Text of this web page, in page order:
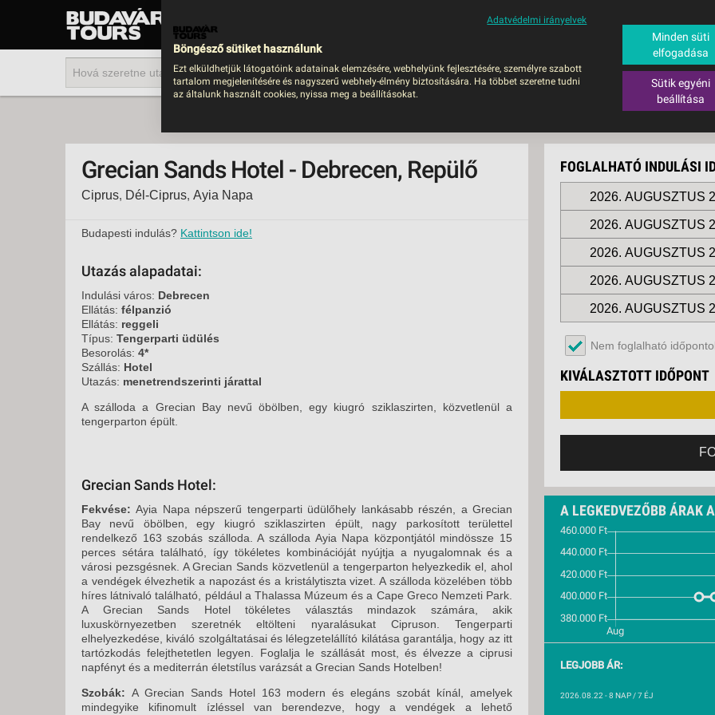
UTAZÁS
2026
BUSZOS UTAZÁSOK
KÖRUTAZÁS
BUSZOS UTAZÁSOK RÖVID NYARALÁSOK SÚGÓ
UTAZÁS
Grecian Sands Hotel - Debrecen, Repülő
Ciprus, Dél-Ciprus, Ayia Napa
A LEGKEDVEZŐBB ÁRAK
LEGJOBB ÁR:
2026.08.22 - 8 NAP / 7 ÉJ
FOGLALHATÓ INDULÁSI
2026. AUGUSZTUS
2026. AUGUSZTUS
2026. AUGUSZTUS
2026. AUGUSZTUS
2026. AUGUSZTUS
2026.
2026.
2026.
2026.
2026. SZEPTEMBER
2026.
2026.
2026.
2026.
2026.
2026. OKTÓBER 04.,
2026. OKTÓBER 07.,
Nem foglalható
KIVÁLASZTOTT IDŐPONT
Budapesti indulás? Kattintson ide!
Utazás alapadatai:
Indulási város: Debrecen
Ellátás: félpanzió
Ellátás: reggeli
Típus: Tengerparti üdülés
Besorolás: 4*
Szállás: Hotel
Utazás: menetrendszerinti járattal
A szálloda a Grecian Bay nevű öbölben, egy kiugró sziklaszirten, közvetlenül a
tengerparton épült.
Grecian Sands Hotel:
Fekvése:Ayia Napa népszerű tengerparti üdülőhely lankásabb részén, a Grecian
Bay nevű öbölben, egy kiugró sziklaszirten épült, nagy parkosított területtel
rendelkező 163 szobás szálloda. A szálloda Ayia Napa központjától mindössze 15
perces sétára található, így tökéletes kombinációját nyújtja a nyugalomnak és a
városi pezsgésnek. A Grecian Sands közvetlenül a tengerparton helyezkedik el, ahol
a vendégek élvezhetik a napozást és a kristálytiszta vizet. A szálloda közelében több
híres látnivaló található, például a Thalassa Múzeum és a Cape Greco Nemzeti Park.
A Grecian Sands Hotel tökéletes választás mindazok számára, akik
luxuskörnyezetben szeretnék eltölteni nyaralásukat Cipruson. Tengerparti
elhelyezkedése, kiváló szolgáltatásai és lélegzetelállító kilátása garantálja, hogy az itt
tartózkodás felejthetetlen legyen. Foglalja le szállását most, és élvezze a ciprusi
napfényt és a mediterrán életstílus varázsát a Grecian Sands Hotelben!
Szobák: A Grecian Sands Hotel 163 modern és elegáns szobát kínál, amelyek
mindegyike kifinomult ízléssel van berendezve, hogy a vendégek a lehető
Adatvédelmi irányelvek
Böngésző sütiket használunk
Ezt elküldhetjük látogatóink adatainak elemzésére, webhelyünk fejlesztésére, személyre szabott
tartalom megjelenítésére és nagyszerű webhely-élmény biztosítására. Ha többet szeretne tudni
az általunk használt cookies, nyissa meg a beállításokat.
Minden süti
elfogadása
Sütik egyéni
beállítása